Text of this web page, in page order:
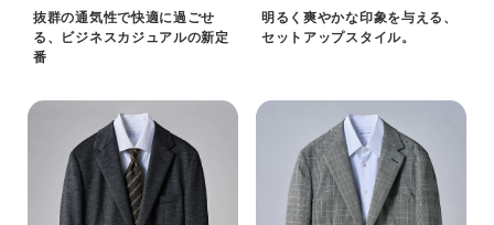
抜群の通気性で快適に過ごせ
る、ビジネスカジュアルの新定
番
明るく爽やかな印象を与える、
セットアップスタイル。